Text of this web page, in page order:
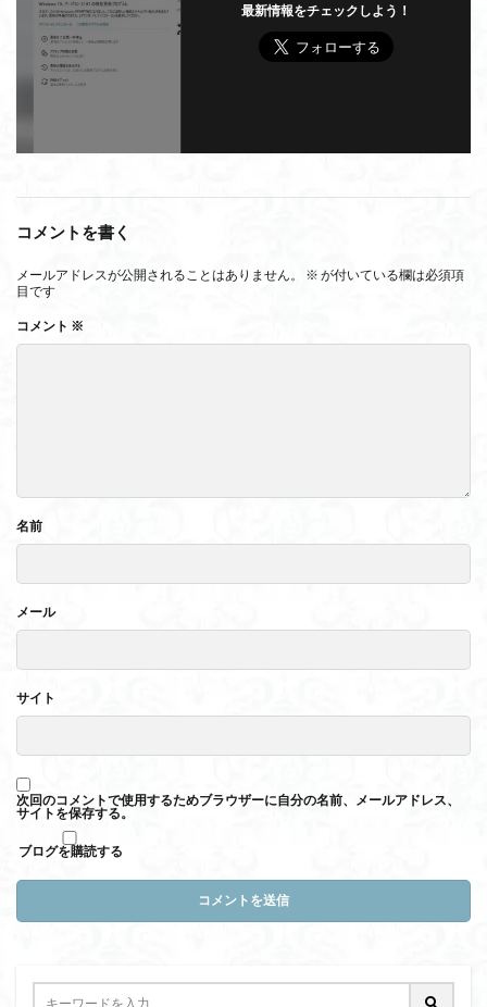
最新情報をチェックしよう！
コメントを書く
メールアドレスが公開されることはありません。 ※ が付いている欄は必須項
目です
コメント ※
名前
メール
サイト
次回のコメントで使用するためブラウザーに自分の名前、メールアドレス、
サイトを保存する。
ブログを購読する